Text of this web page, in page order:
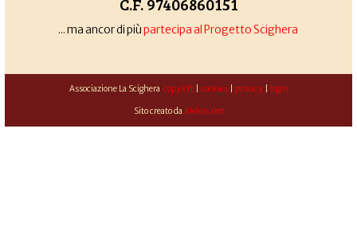
... ma ancor di piùpartecipa al Progetto Scighera
Associazione La Scighera copyleft| cookies| privacy| login
Sito creato da Alekos.net